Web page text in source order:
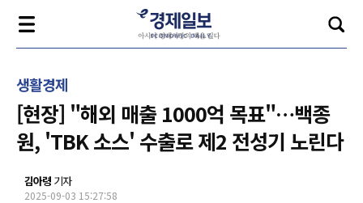
생활경제
[현장] "해외 매출 1000억 목표"…백종
원, 'TBK 소스' 수출로 제2 전성기 노린다
김아령 기자
2025-09-03 15:27:58